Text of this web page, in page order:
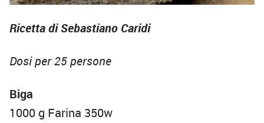
Ricetta di Sebastiano Caridi
Dosi per 25 persone
Biga
1000 g Farina 350w